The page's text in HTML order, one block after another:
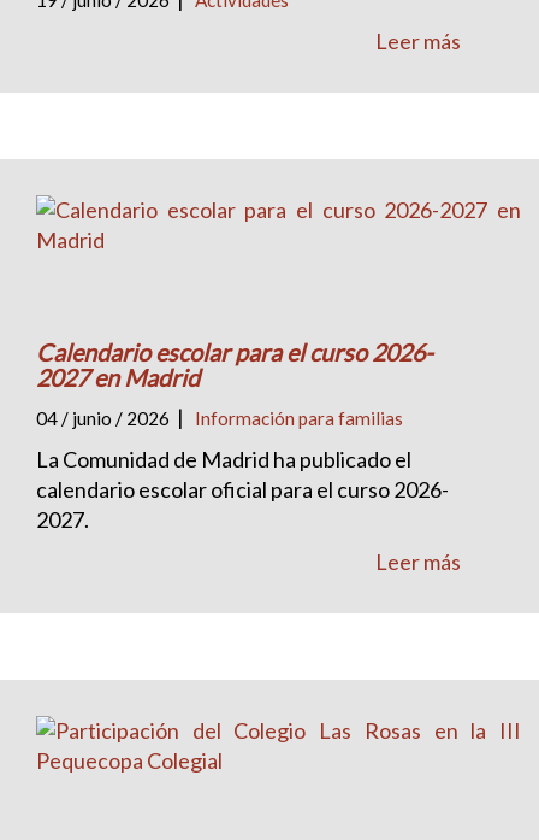
Leer más
Calendario escolar para el curso 2026-
2027 en Madrid
04 / junio / 2026 | Información para familias
La Comunidad de Madrid ha publicado el
calendario escolar oficial para el curso 2026-
2027.
Leer más